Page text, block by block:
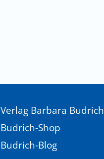
Verlag Barbara Budrich
Budrich-Shop
Budrich-Blog